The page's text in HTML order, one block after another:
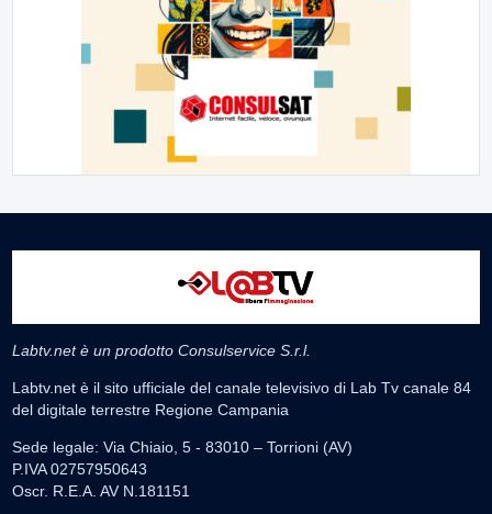
Labtv.net è un prodotto Consulservice S.r.l.
Labtv.net è il sito ufficiale del canale televisivo di Lab Tv canale 84
del digitale terrestre Regione Campania
Sede legale: Via Chiaio, 5 - 83010 – Torrioni (AV)
P.IVA 02757950643
Oscr. R.E.A. AV N.181151